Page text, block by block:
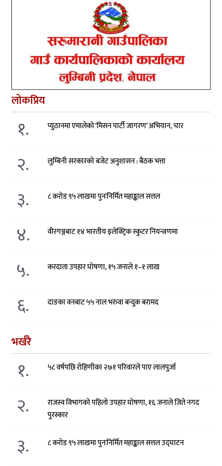
लोकप्रिय
१. प्युठानमा एमालेको ‘मिसन पार्टी जागरण’ अभियान, चार
२. लुम्बिनी सरकारको बजेट अनुशासन : बैठक भत्ता
३. ८ करोड ९५ लाखमा पुनःनिर्मित महाङ्काल सत्तल
४. वीरगञ्जबाट १४ भारतीय इलेक्ट्रिक स्कुटर नियन्त्रणमा
५. करदाता उपहार घोषणा, १५ जनाले १–१ लाख
६. दाङका वनबाट ५५ नाल भरुवा बन्दुक बरामद
भर्खरै
१. ५८ वर्षपछि रोहिणीका २७१ परिवारले पाए लालपुर्जा
२.
राजस्व विभागको पहिलो उपहार घोषणा, १६ जनाले जिते नगद
पुरस्कार
३. ८ करोड ९५ लाखमा पुनःनिर्मित महाङ्काल सत्तल उद्घाटन